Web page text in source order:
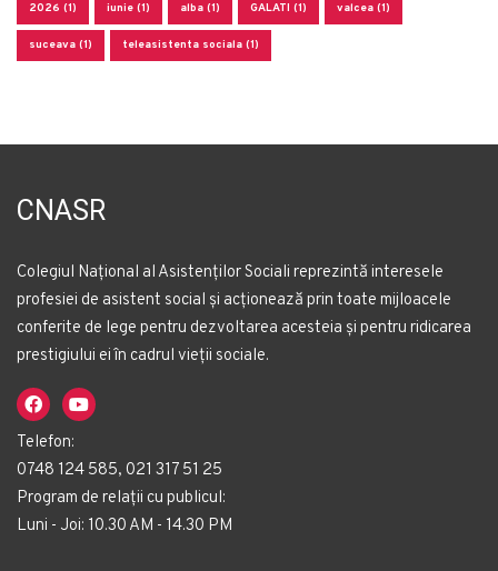
2026 (1) iunie (1) alba (1) GALATI (1) valcea (1)
suceava (1) teleasistenta sociala (1)
CNASR
Colegiul Național al Asistenților Sociali reprezintă interesele
profesiei de asistent social și acționează prin toate mijloacele
conferite de lege pentru dezvoltarea acesteia și pentru ridicarea
prestigiului ei în cadrul vieții sociale.
Telefon:
0748 124 585, 021 317 51 25
Program de relații cu publicul:
Luni - Joi: 10.30 AM - 14.30 PM